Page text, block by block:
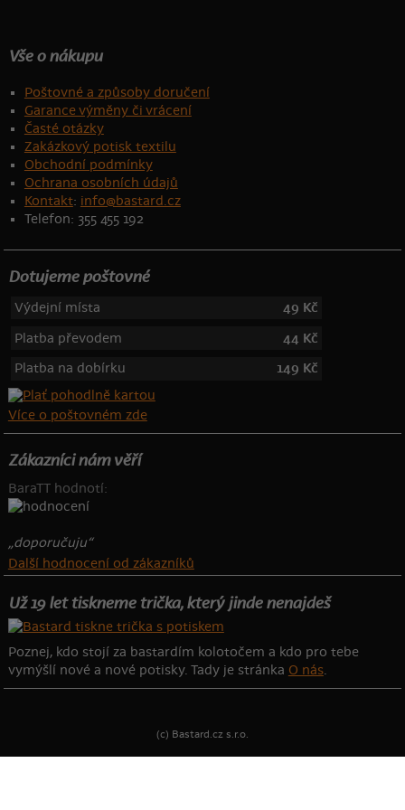
Vše o nákupu
Poštovné a způsoby doručení
Garance výměny či vrácení
Časté otázky
Zakázkový potisk textilu
Obchodní podmínky
Ochrana osobních údajů
Kontakt: info@bastard.cz
Telefon: 355 455 192
Dotujeme poštovné
Výdejní místa
49 Kč
Platba převodem
44 Kč
Platba na dobírku
149 Kč
Více o poštovném zde
Zákazníci nám věří
BaraTT hodnotí:
„doporučuju“
Další hodnocení od zákazníků
Už 19 let tiskneme trička, který jinde nenajdeš
Poznej, kdo stojí za bastardím kolotočem a kdo pro tebe
vymýšlí nové a nové potisky. Tady je stránka O nás.
(c) Bastard.cz s.r.o.